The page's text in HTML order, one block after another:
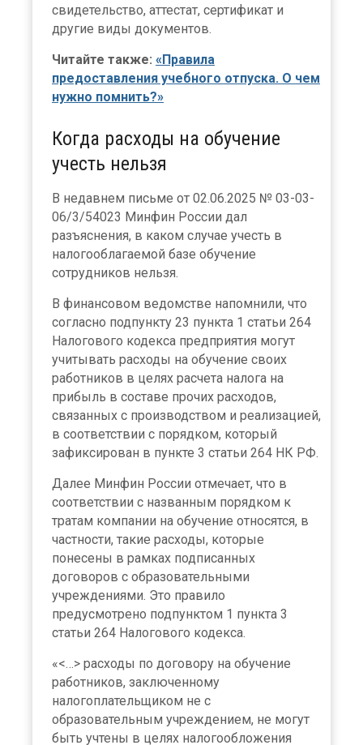
свидетельство, аттестат, сертификат и
другие виды документов.
Читайте также: «Правила
предоставления учебного отпуска. О чем
нужно помнить?»
Когда расходы на обучение
учесть нельзя
В недавнем письме от 02.06.2025 № 03-03-
06/3/54023 Минфин России дал
разъяснения, в каком случае учесть в
налогооблагаемой базе обучение
сотрудников нельзя.
В финансовом ведомстве напомнили, что
согласно подпункту 23 пункта 1 статьи 264
Налогового кодекса предприятия могут
учитывать расходы на обучение своих
работников в целях расчета налога на
прибыль в составе прочих расходов,
связанных с производством и реализацией,
в соответствии с порядком, который
зафиксирован в пункте 3 статьи 264 НК РФ.
Далее Минфин России отмечает, что в
соответствии с названным порядком к
тратам компании на обучение относятся, в
частности, такие расходы, которые
понесены в рамках подписанных
договоров с образовательными
учреждениями. Это правило
предусмотрено подпунктом 1 пункта 3
статьи 264 Налогового кодекса.
«<…> расходы по договору на обучение
работников, заключенному
налогоплательщиком не с
образовательным учреждением, не могут
быть учтены в целях налогообложения